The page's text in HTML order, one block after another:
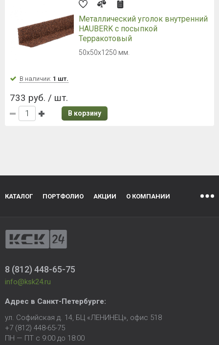
Металлический уголок внутренний
HAUBERK с посыпкой
Терракотовый
50х50х1250 мм.
В наличии: 1 шт.
733 руб. / шт.
В корзину
КАТАЛОГ ПОРТФОЛИО АКЦИИ О КОМПАНИИ
8 (812) 448-65-75
info@ksk24.ru
Адрес в Санкт-Петербурге:
ул. Софийская д. 14, БЦ «ЛЕНИНЕЦ», офис 518
+7 (812) 448-65-75
ПН — ПТ с 9:00 до 18:00